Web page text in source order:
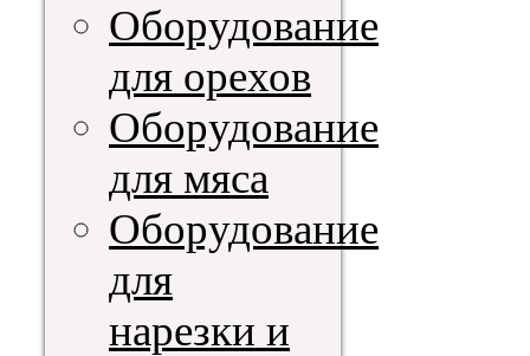
Оборудование
для орехов
Оборудование
для мяса
Оборудование
для
нарезки и